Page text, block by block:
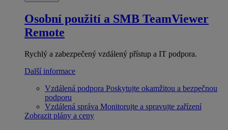
Osobní použití a SMB TeamViewer
Remote
Rychlý a zabezpečený vzdálený přístup a IT podpora.
Další informace
Vzdálená podpora Poskytujte okamžitou a bezpečnou
podporu
Vzdálená správa Monitorujte a spravujte zařízení
Zobrazit plány a ceny